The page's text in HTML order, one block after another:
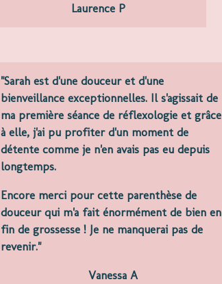
Laurence P
"Sarah est d'une douceur et d'une
bienveillance exceptionnelles. Il s'agissait de
ma première séance de réflexologie et grâce
à elle, j'ai pu profiter d'un moment de
détente comme je n'en avais pas eu depuis
longtemps.
Encore merci pour cette parenthèse de
douceur qui m'a fait énormément de bien en
fin de grossesse ! Je ne manquerai pas de
revenir."
Vanessa A